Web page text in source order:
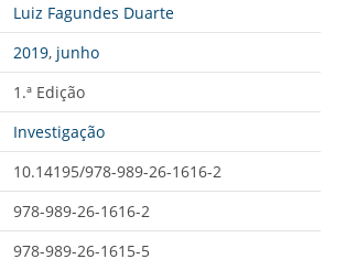
Luiz Fagundes Duarte
2019, junho
1.ª Edição
Investigação
10.14195/978-989-26-1616-2
978-989-26-1616-2
978-989-26-1615-5